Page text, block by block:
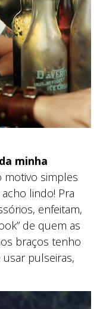
minha
motivo simples
lindo! Pra
enfeitam,
de quem as
braços tenho
pulseiras,